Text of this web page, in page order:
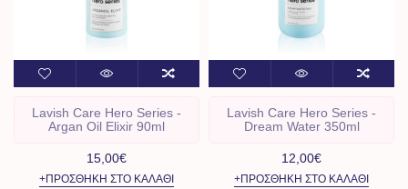
Lavish Care Hero Series -
Argan Oil Elixir 90ml
15,00€
+ΠΡΟΣΘΉΚΗ ΣΤΟ ΚΑΛΆΘΙ
Lavish Care Hero Series -
Dream Water 350ml
12,00€
+ΠΡΟΣΘΉΚΗ ΣΤΟ ΚΑΛΆΘΙ